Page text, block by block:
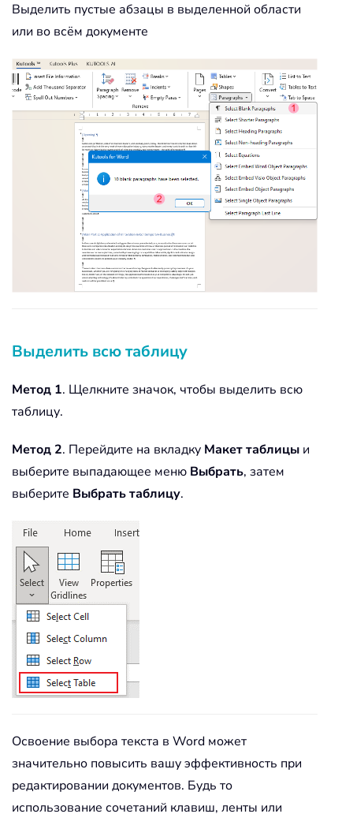
Выделить пустые абзацы в выделенной области
или во всём документе
Выделить всю таблицу
Метод 1. Щелкните значок, чтобы выделить всю
таблицу.
Метод 2. Перейдите на вкладку Макеттаблицы и
выберите выпадающее меню Выбрать, затем
выберите Выбрать таблицу.
Освоение выбора текста в Word может
значительно повысить вашу эффективность при
редактировании документов. Будь то
использование сочетаний клавиш, ленты или